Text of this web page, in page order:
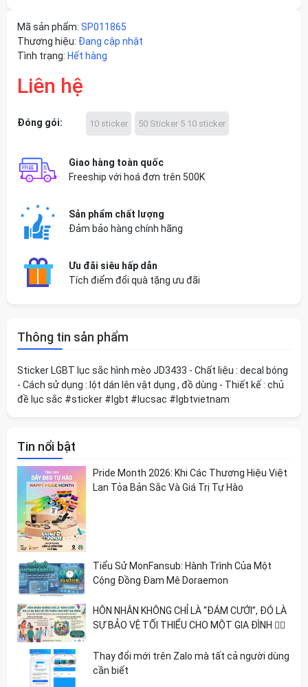
Mã sản phẩm: SP011865
Thương hiệu: Đang cập nhật
Tình trạng: Hết hàng
Liên hệ
Đóng gói: 10 sticker 50 Sticker 5 10 sticker
Giao hàng toàn quốc
Freeship với hoá đơn trên 500K
Sản phẩm chất lượng
Đảm bảo hàng chính hãng
Ưu đãi siêu hấp dẫn
Tích điểm đổi quà tặng ưu đãi
Thông tin sản phẩm
Sticker LGBT lục sắc hình mèo JD3433 - Chất liệu : decal bóng
- Cách sử dụng : lột dán lên vật dụng , đồ dùng - Thiết kế : chủ
đề lục sắc #sticker #lgbt #lucsac #lgbtvietnam
Tin nổi bật
Pride Month 2026: Khi Các Thương Hiệu Việt
Lan Tỏa Bản Sắc Và Giá Trị Tự Hào
Tiểu Sử MonFansub: Hành Trình Của Một
Cộng Đồng Đam Mê Doraemon
HÔN NHÂN KHÔNG CHỈ LÀ “ĐÁM CƯỚI”, ĐÓ LÀ
SỰ BẢO VỆ TỐI THIỂU CHO MỘT GIA ĐÌNH 🏳️‍🌈
Thay đổi mới trên Zalo mà tất cả người dùng
cần biết